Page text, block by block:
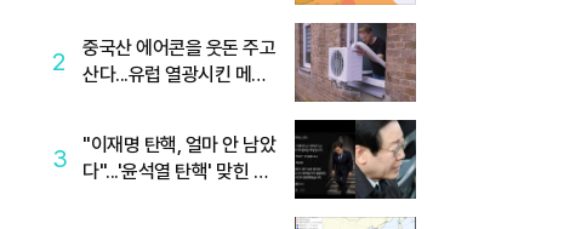
2
중국산 에어콘을 웃돈 주고
산다...유럽 열광시킨 메이
3
"이재명 탄핵, 얼마 안 남았
다"...'윤석열 탄핵' 맞힌 무